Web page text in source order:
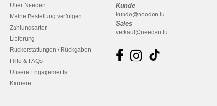
Über Needen
Meine Bestellung verfolgen
Zahlungsarten
Lieferung
Rückerstattungen / Rückgaben
Hilfe & FAQs
Unsere Engagements
Karriere
Kunde
kunde@needen.lu
Sales
verkauf@needen.lu